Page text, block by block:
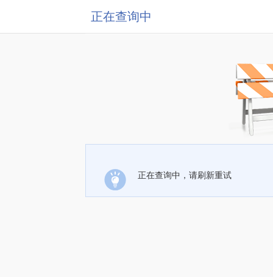
正在查询中
正在查询中，请刷新重试